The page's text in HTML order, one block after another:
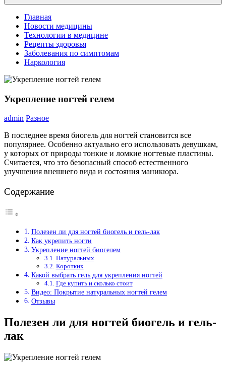
Главная
Новости медицины
Технологии в медицине
Рецепты здоровья
Заболевания по симптомам
Наркология
Укрепление ногтей гелем
admin Разное
В последнее время биогель для ногтей становится все
популярнее. Особенно актуально его использовать девушкам,
у которых от природы тонкие и ломкие ногтевые пластины.
Считается, что это безопасный способ естественного
улучшения внешнего вида и состояния маникюра.
Содержание
Полезен ли для ногтей биогель и гель-лак
Как укрепить ногти
Укрепление ногтей биогелем
Натуральных
Коротких
Какой выбрать гель для укрепления ногтей
Где купить и сколько стоит
Видео: Покрытие натуральных ногтей гелем
Отзывы
Полезен ли для ногтей биогель и гель-
лак